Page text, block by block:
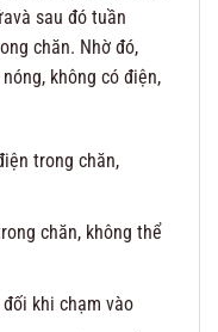
sau đó tuần
chăn. Nhờ đó,
không có điện,
trong chăn,
chăn, không thể
khi chạm vào